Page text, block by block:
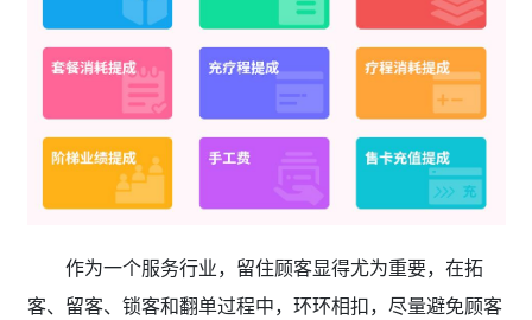
作为一个服务行业，留住顾客显得尤为重要，在拓
客、留客、锁客和翻单过程中，环环相扣，尽量避免顾客